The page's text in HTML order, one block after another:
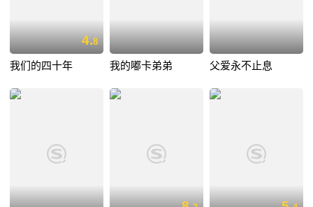
4.8
我们的四十年 我的嘟卡弟弟 父爱永不止息